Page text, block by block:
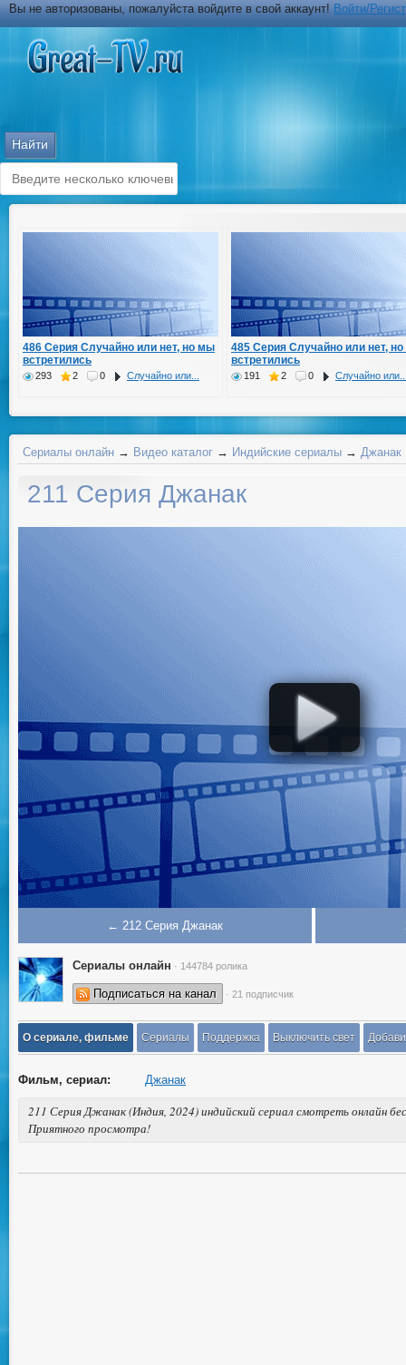
Вы не авторизованы, пожалуйста войдите в свой аккаунт!Войти/
486 Серия Случайно или нет, но мы
встретились
293 2 0 Случайно или...
485 Серия Случайно или нет,
встретились
191 2 0 Случайно
Сериалы онлайн → Видео каталог → Индийские сериалы → Джанак
211 Серия Джанак
← 212 Серия Джанак
Сериалы онлайн · 144784 ролика
Подписаться на канал · 21 подписчик
О сериале, фильме Сериалы Поддержка Выключить свет
Фильм, сериал: Джанак
211 Серия Джанак (Индия, 2024) индийский сериал смотреть онлайн
Приятного просмотра!